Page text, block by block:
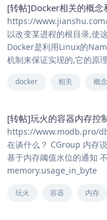
[转帖]Docker相关的概念
https://
以改变某进程的根目录,使
Docker是利用Linux的
机制来保证实现的,它的原
docker 相关 概念
[转帖]玩火的容器内存控
https://www.modb.pro/
在谈什么？ CGroup 内存
基于内存阈值水位的通知
memory.usage_in_byte
玩火 容器 内存